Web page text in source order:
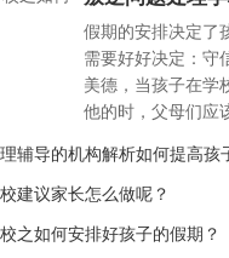
假期的安排决定了
需要好好决定：守
美德，当孩子在学
他的时，父母们
辅导的机构解析如何提高孩
建议家长怎么做呢？
之如何安排好孩子的假期？
家长如何了解孩子在校情况?
特训多长时间？
特训效果？
备什么资料？
否专业？有无从业资格证?